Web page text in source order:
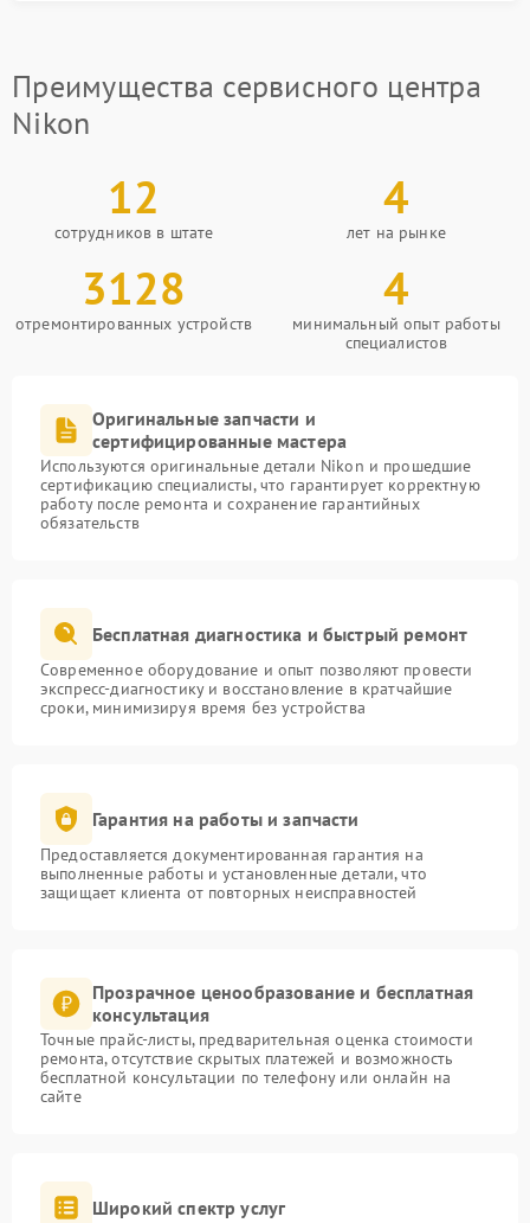
Преимущества сервисного центра
Nikon
12
сотрудников в штате
4
лет на рынке
3128
отремонтированных устройств
4
минимальный опыт работы
специалистов
Оригинальные запчасти и
сертифицированные мастера
Используются оригинальные детали Nikon и прошедшие
сертификацию специалисты, что гарантирует корректную
работу после ремонта и сохранение гарантийных
обязательств
Бесплатная диагностика и быстрый ремонт
Современное оборудование и опыт позволяют провести
экспресс-диагностику и восстановление в кратчайшие
сроки, минимизируя время без устройства
Гарантия на работы и запчасти
Предоставляется документированная гарантия на
выполненные работы и установленные детали, что
защищает клиента от повторных неисправностей
Прозрачное ценообразование и бесплатная
консультация
Точные прайс-листы, предварительная оценка стоимости
ремонта, отсутствие скрытых платежей и возможность
бесплатной консультации по телефону или онлайн на
сайте
Широкий спектр услуг